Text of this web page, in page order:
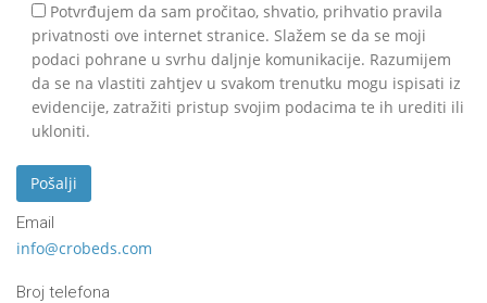
Potvrđujem da sam pročitao, shvatio, prihvatio pravila
privatnosti ove internet stranice. Slažem se da se moji
podaci pohrane u svrhu daljnje komunikacije. Razumijem
da se na vlastiti zahtjev u svakom trenutku mogu ispisati iz
evidencije, zatražiti pristup svojim podacima te ih urediti ili
ukloniti.
Email
info@crobeds.com
Broj telefona